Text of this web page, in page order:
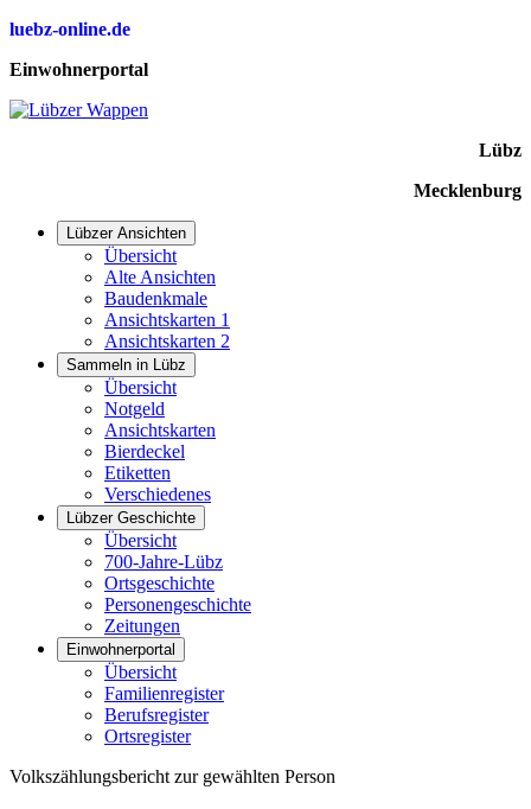
luebz-online.de
Einwohnerportal
Lübz
Mecklenburg
Lübzer Ansichten
Übersicht
Alte Ansichten
Baudenkmale
Ansichtskarten 1
Ansichtskarten 2
Sammeln in Lübz
Übersicht
Notgeld
Ansichtskarten
Bierdeckel
Etiketten
Verschiedenes
Lübzer Geschichte
Übersicht
700-Jahre-Lübz
Ortsgeschichte
Personengeschichte
Zeitungen
Einwohnerportal
Übersicht
Familienregister
Berufsregister
Ortsregister
Volkszählungsbericht zur gewählten Person